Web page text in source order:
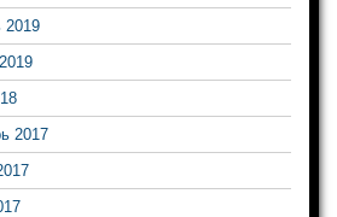
2019
2017